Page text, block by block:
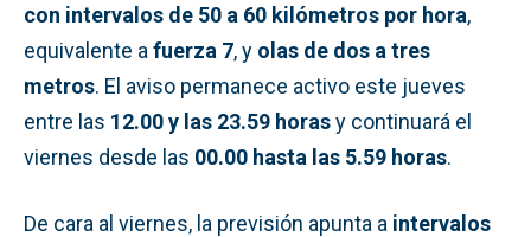
con intervalos de 50 a 60 kilómetros por hora,
equivalente a fuerza 7, y olas de dos a tres
metros. El aviso permanece activo este jueves
entre las 12.00 y las 23.59 horasy continuará el
viernes desde las 00.00 hasta las 5.59 horas.
De cara al viernes, la previsión apunta a intervalos